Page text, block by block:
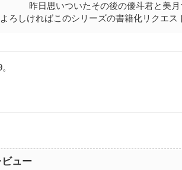
昨日思いついたその後の優斗君と美
よろしければこのシリーズの書籍化リクエス
ュー